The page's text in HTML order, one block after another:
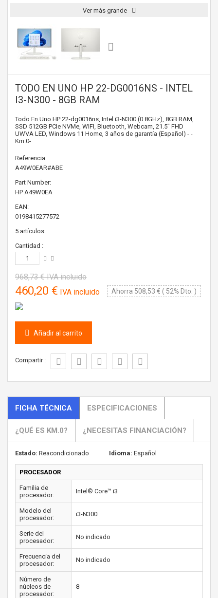
Ver más grande
TODO EN UNO HP 22-DG0016NS - INTEL
I3-N300 - 8GB RAM
Todo En Uno HP 22-dg0016ns, Intel i3-N300 (0.8GHz), 8GB RAM,
SSD 512GB PCIe NVMe, WIFI, Bluetooth, Webcam, 21.5" FHD
UWVA LED, Windows 11 Home, 3 años de garantía (Español) - -
Km.0-
Referencia
A49W0EAR#ABE
Part Number:
HP A49W0EA
EAN:
0198415277572
5 artículos
Cantidad :
968,73 €IVA incluido
460,20 € IVA incluido Ahorra 508,53 € ( 52% Dto. )
Añadir al carrito
Compartir :
FICHA TÉCNICA ESPECIFICACIONES
¿QUÉ ES KM.0? ¿NECESITAS FINANCIACIÓN?
Estado: Reacondicionado Idioma: Español
PROCESADOR
Familia de
procesador:
Intel® Core™ i3
Modelo del
procesador:
i3-N300
Serie del
procesador:
No indicado
Frecuencia del
procesador:
No indicado
Número de
núcleos de
procesador:
8